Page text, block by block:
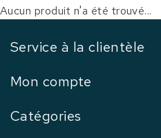
Aucun produit n'a été trouvé...
Service à la clientèle
Mon compte
Catégories